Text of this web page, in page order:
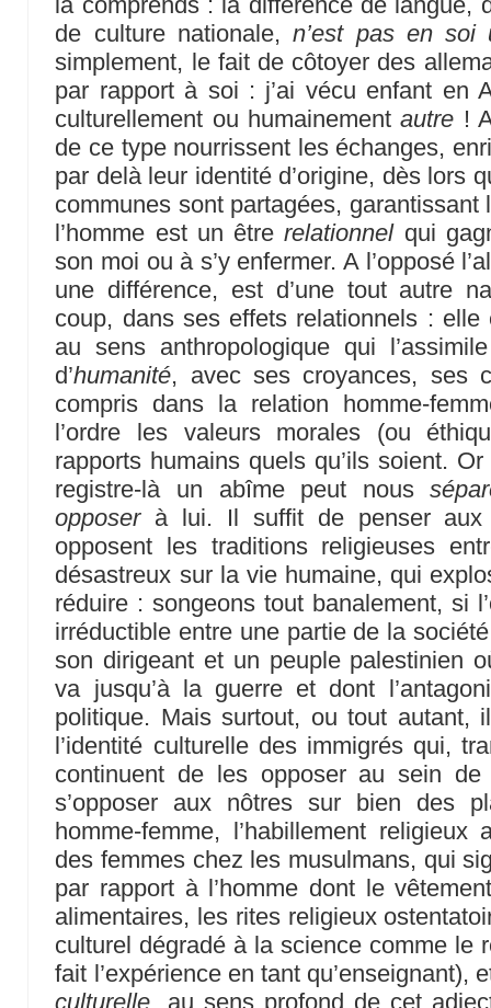
de culture nationale,n’est pas en soi
simplement, le fait de côtoyer des
par rapport à soi : j’ai vécu enfant en
culturellement ou humainementautre !
de ce type nourrissent les échanges,
par delà leur identité d’origine, dès lors
communes sont partagées,
l’homme est un êtrerelationnelqui
son moi ou à s’y enfermer. A l’opposé
une différence, est d’une tout autre
coup, dans ses effets relationnels :
au sens anthropologique qui
d’humanité, avec ses croyances, ses
compris dans la relation homme-
l’ordre les valeurs morales (ou
rapports humains quels qu’ils soient.
registre-là un abîme peut nous
opposerà lui. Il suffit de penser aux
opposent les traditions religieuses
désastreux sur la vie humaine, qui
réduire : songeons tout banalement, si
irréductible entre une partie de la
son dirigeant et un peuple palestinien
va jusqu’à la guerre et dont
politique. Mais surtout, ou tout
l’identité culturelle des immigrés qui,
continuent de les opposer au sein
s’opposer aux nôtres sur bien des
homme-femme, l’habillement religieux
des femmes chez les musulmans, qui
par rapport à l’homme dont le
alimentaires, les rites religieux
culturel dégradé à la science comme le
fait l’expérience en tant qu’enseignant),
culturelle , au sens profond de cet